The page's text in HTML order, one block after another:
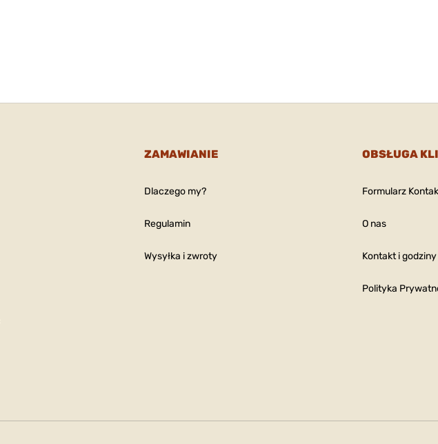
ZAMAWIANIE
Dlaczego my?
Regulamin
Wysyłka i zwroty
OBSŁUGA
Formularz
O nas
Kontakt i
Polityka